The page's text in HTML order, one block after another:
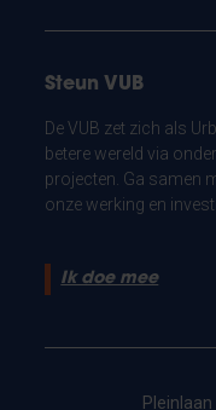
Steun VUB
De VUB zet zich als
betere wereld via
projecten. Ga samen
onze werking en
Ik doe mee